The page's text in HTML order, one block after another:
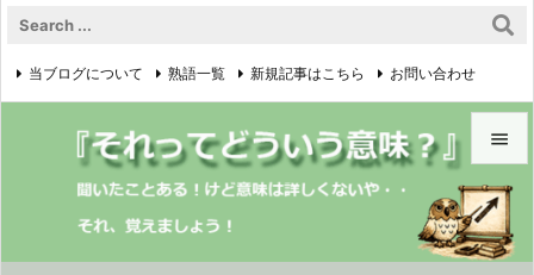


メニュ

当ブログについて 熟語一覧 新規記事はこちら お問い合わせ
プライバシーポリシー 